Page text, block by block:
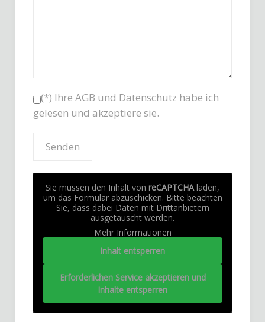
(*) Ihre AGB und Datenschutz habe ich
gelesen und akzeptiere sie.
Sie müssen den Inhalt von reCAPTCHAladen,
um das Formular abzuschicken. Bitte beachten
Sie, dass dabei Daten mit Drittanbietern
ausgetauscht werden.
Mehr Informationen
Inhalt entsperren
Erforderlichen Service akzeptieren und
Inhalte entsperren